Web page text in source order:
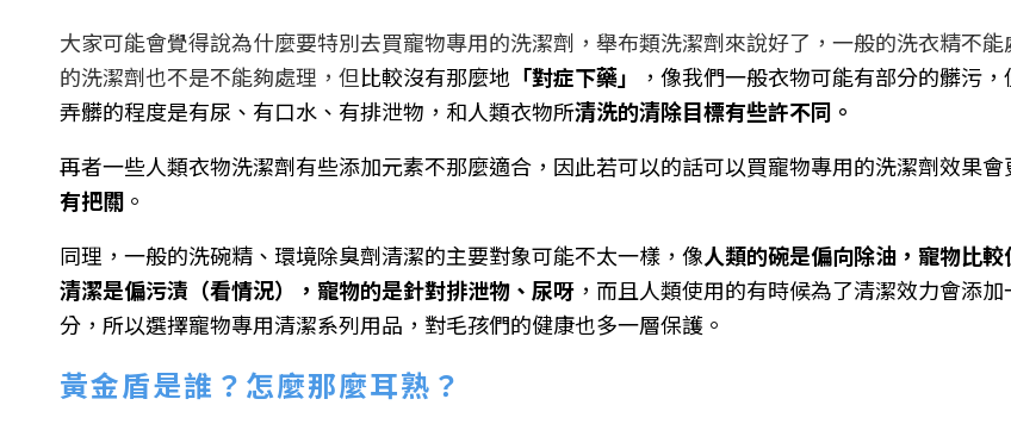
大家可能會覺得說為什麼要特別去買寵物專用的洗潔劑，舉布類洗潔劑來說好了，一般的洗衣精不
的洗潔劑也不是不能夠處理，但比較沒有那麼地 「對症下藥」
，像我們一般衣物可能有部分的髒污
弄髒的程度是有尿、有口水、有排泄物，和人類衣物所清洗的清除目標有些許不同。
再者一些人類衣物洗潔劑有些添加元素不那麼適合，因此若可以的話可以買寵物專用的洗潔劑效果會
有把關 。
同理，一般的洗碗精、環境除臭劑清潔的主要對象可能不太一樣，像人類的碗是偏向除油，寵物比較
清潔是偏污漬（看情況），寵物的是針對排泄物、尿呀 ，而且人類使用的有時候為了清潔效力會添
分，所以選擇寵物專用清潔系列用品，對毛孩們的健康也多一層保護。
黃金盾是誰？怎麼那麼耳熟？